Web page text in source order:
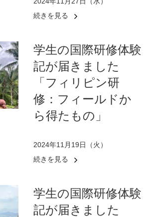
続きを見る
学生の国際研修体験
記が届きました
「フィリピン研
修：フィールドか
ら得たもの」
2024年11月19日（火）
続きを見る
学生の国際研修体験
記が届きました